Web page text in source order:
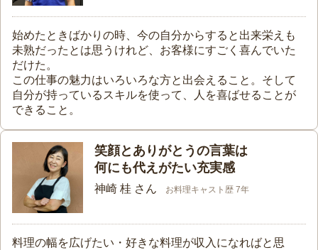
始めたときばかりの時、今の自分からすると出来栄えも
未熟だったとは思うけれど、お客様にすごく喜んでいた
だけた。
この仕事の魅力はいろいろな方と出会えること。そして
自分が持っているスキルを使って、人を喜ばせることが
できること。
笑顔とありがとうの言葉は
何にも代えがたい充実感
神崎 桂 さん お料理キャスト歴 7年
料理の幅を広げたい・好きな料理が収入になればと思